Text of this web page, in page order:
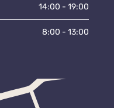
14:00 - 19:00
8:00 - 13:00